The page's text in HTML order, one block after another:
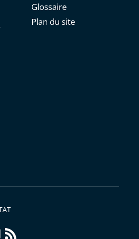
Glossaire
Plan du site
rss